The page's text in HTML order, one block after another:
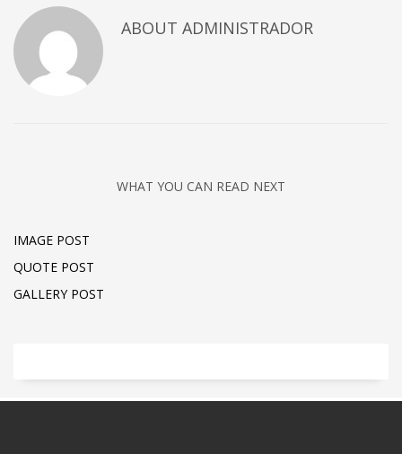
ABOUT ADMINISTRADOR
WHAT YOU CAN READ NEXT
IMAGE POST
QUOTE POST
GALLERY POST